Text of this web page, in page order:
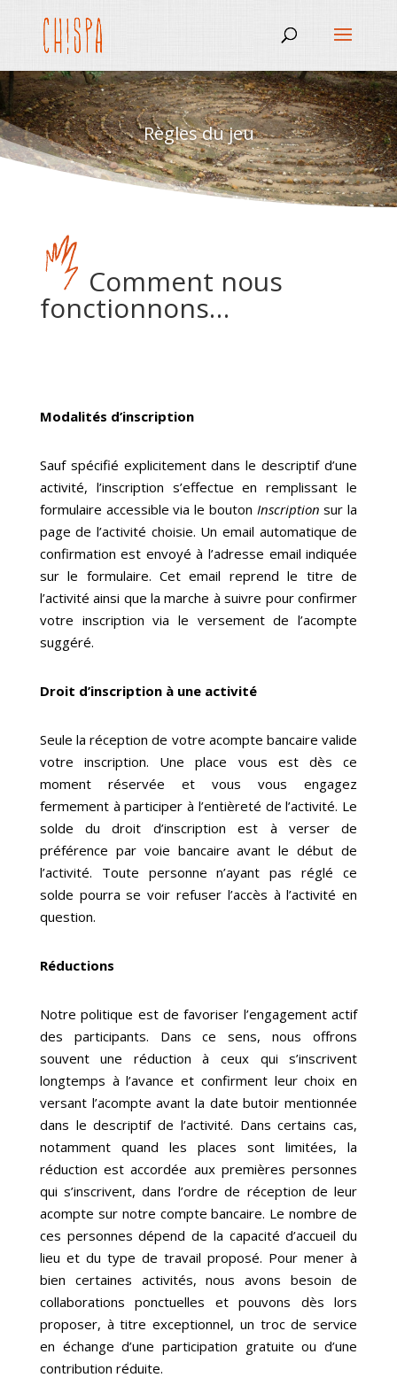
Règles du jeu
Comment nous
fonctionnons…
Modalités d’inscription
Sauf spécifié explicitement dans le descriptif d’une
activité, l’inscription s’effectue en remplissant le
formulaire accessible via le bouton Inscription sur la
page de l’activité choisie. Un email automatique de
confirmation est envoyé à l’adresse email indiquée
sur le formulaire. Cet email reprend le titre de
l’activité ainsi que la marche à suivre pour confirmer
votre inscription via le versement de l’acompte
suggéré.
Droit d’inscription à une activité
Seule la réception de votre acompte bancaire valide
votre inscription. Une place vous est dès ce
moment réservée et vous vous engagez
fermement à participer à l’entièreté de l’activité. Le
solde du droit d’inscription est à verser de
préférence par voie bancaire avant le début de
l’activité. Toute personne n’ayant pas réglé ce
solde pourra se voir refuser l’accès à l’activité en
question.
Réductions
Notre politique est de favoriser l’engagement actif
des participants. Dans ce sens, nous offrons
souvent une réduction à ceux qui s’inscrivent
longtemps à l’avance et confirment leur choix en
versant l’acompte avant la date butoir mentionnée
dans le descriptif de l’activité. Dans certains cas,
notamment quand les places sont limitées, la
réduction est accordée aux premières personnes
qui s’inscrivent, dans l’ordre de réception de leur
acompte sur notre compte bancaire. Le nombre de
ces personnes dépend de la capacité d’accueil du
lieu et du type de travail proposé. Pour mener à
bien certaines activités, nous avons besoin de
collaborations ponctuelles et pouvons dès lors
proposer, à titre exceptionnel, un troc de service
en échange d’une participation gratuite ou d’une
contribution réduite.